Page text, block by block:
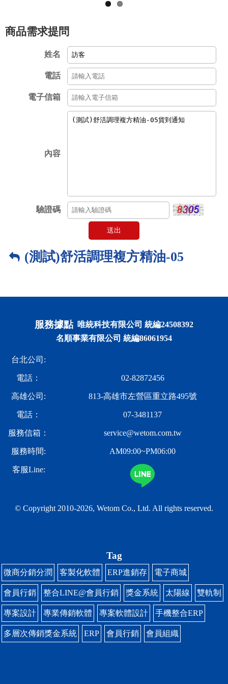
商品需求提問
姓名
電話
電子信箱
內容
驗證碼
送出
(測試)舒活調理複方精油-05
服務據點 唯統科技有限公司 統編24508392
名順事業有限公司 統編86061954
台北公司:
電話： 02-82872456
高雄公司: 813-高雄市左營區重立路495號
電話： 07-3481137
服務信箱： service@wetom.com.tw
服務時間: AM09:00~PM06:00
客服Line:
© Copyright 2010-2026, Wetom Co., Ltd. All rights reserved.
Tag
微商分銷分潤 客製化軟體 ERP進銷存 電子商城
會員行銷 整合LINE@會員行銷 獎金系統 太陽線 雙軌制
專案設計 專業傳銷軟體 專案軟體設計 手機整合ERP
多層次傳銷獎金系統 ERP 會員行銷 會員組織